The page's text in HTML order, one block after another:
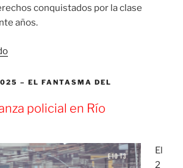
conquistados por la clase
años.
«Argentina:
lucha
la
EL FANTASMA DEL
policial en Río
El
2